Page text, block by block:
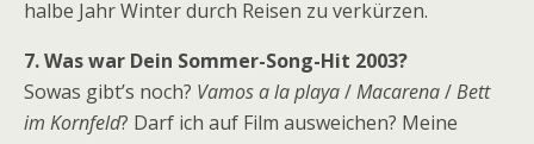
halbe Jahr Winter durch Reisen zu verkürzen.
7. Was war Dein Sommer-Song-Hit 2003?
Sowas gibt’s noch? Vamos a la playa/Macarena/Bett
im Kornfeld? Darf ich auf Film ausweichen? Meine